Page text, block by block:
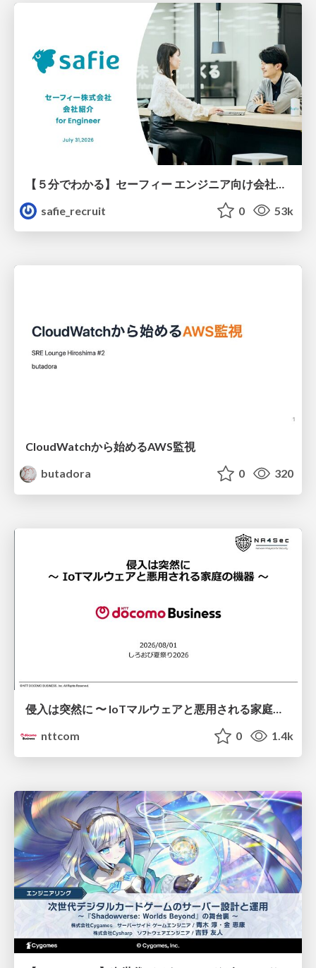
safie_recruit
0 53k
CloudWatchから始めるAWS監視
butadora
0 320
侵入は突然に 〜 IoTマルウェアと悪用される家庭の機器 ～ / When Intrusion Strikes: IoT Malware and the Abuse of Home Devices
nttcom
0 1.4k